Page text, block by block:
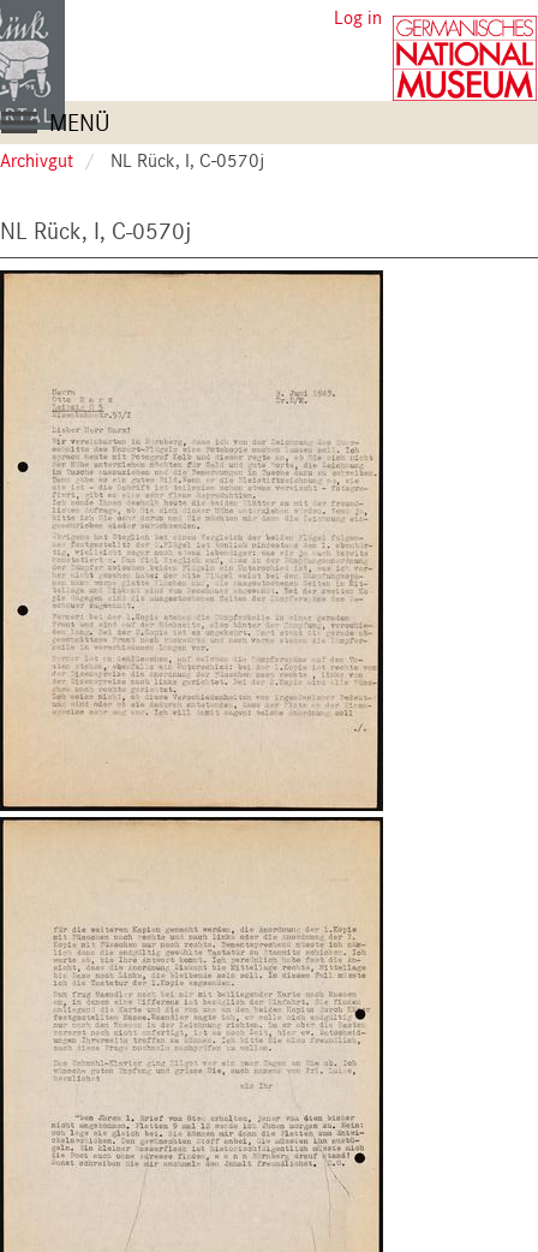
Skip
to
main
content
User
account
menu
Log in
Main
navigation
MENÜ
Archivgut NL Rück, I, C-0570j
NL Rück, I, C-0570j